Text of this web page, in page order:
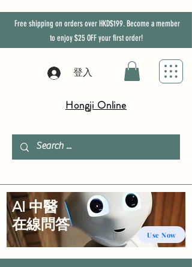
Free shipping on orders over HKD$199. Become a member
to enjoy$25 OFFyour first order!
登入
Hongji Online
Use Now
AI 中醫
​在線問答